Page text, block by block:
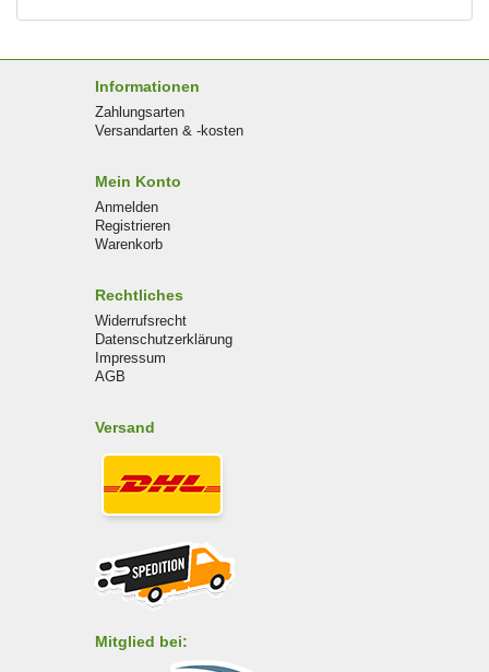
Informationen
Zahlungsarten
Versandarten & -kosten
Mein Konto
Anmelden
Registrieren
Warenkorb
Rechtliches
Widerrufsrecht
Datenschutzerklärung
Impressum
AGB
Versand
Mitglied bei: